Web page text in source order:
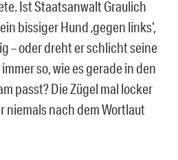
Ist Staatsanwalt Graulich
bissiger Hund ‚gegen links‘,
– oder dreht er schlicht seine
so, wie es gerade in den
passt? Die Zügel mal locker
niemals nach dem Wortlaut